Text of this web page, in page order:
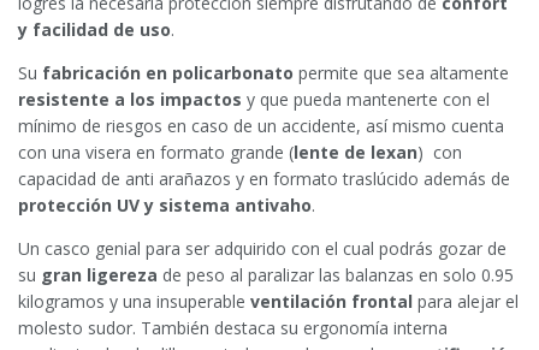
y facilidad de uso.
Su fabricación en policarbonato permite que sea altamente
resistente a los impactos y que pueda mantenerte con el
mínimo de riesgos en caso de un accidente, así mismo cuenta
con una visera en formato grande (lente de lexan) con
capacidad de anti arañazos y en formato traslúcido además de
protección UV y sistema antivaho.
Un casco genial para ser adquirido con el cual podrás gozar de
su gran ligereza de peso al paralizar las balanzas en solo 0.95
kilogramos y una insuperable ventilación frontal para alejar el
molesto sudor. También destaca su ergonomía interna